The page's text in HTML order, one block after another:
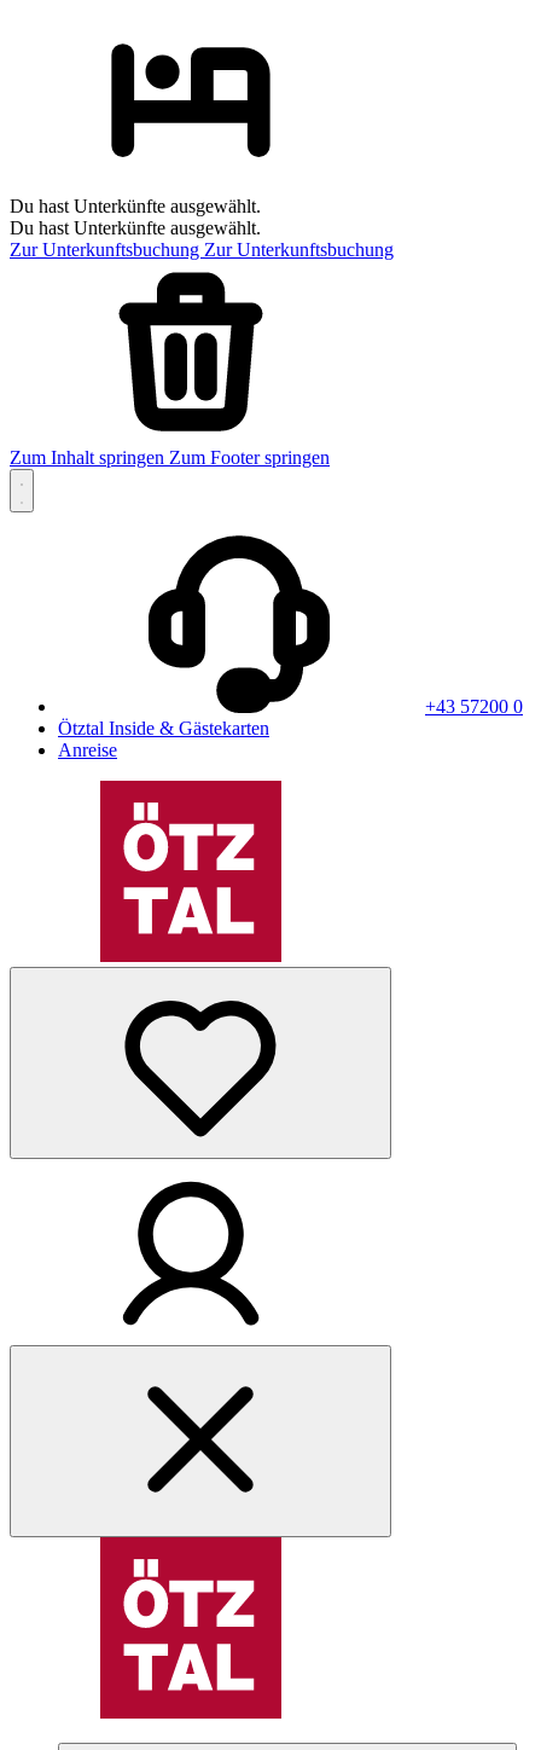
Du hast Unterkünfte ausgewählt.
Du hast Unterkünfte ausgewählt.
Zur Unterkunftsbuchung Zur Unterkunftsbuchung
Zum Inhalt springen Zum Footer springen
+43 57200 0
Ötztal Inside & Gästekarten
Anreise